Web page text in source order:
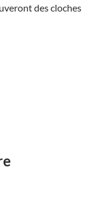
des cloches